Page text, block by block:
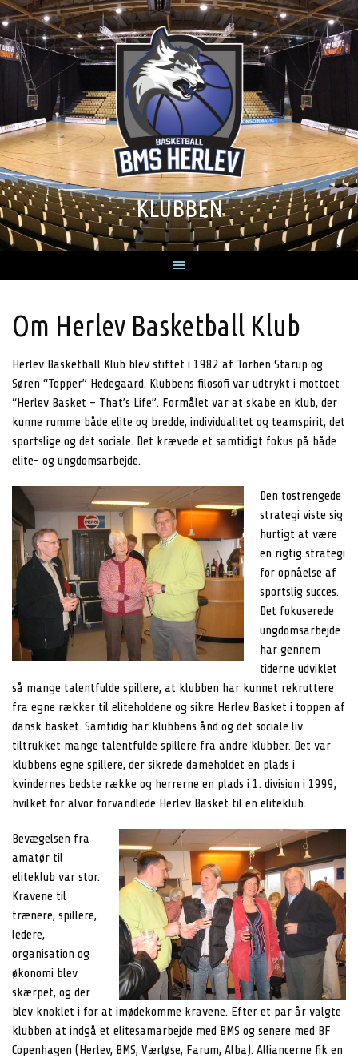
Skip
to
content
KLUBBEN
Om Herlev Basketball Klub
Herlev Basketball Klub blev stiftet i 1982 af Torben Starup og
Søren “Topper” Hedegaard. Klubbens filosofi var udtrykt i mottoet
“Herlev Basket – That’s Life”. Formålet var at skabe en klub, der
kunne rumme både elite og bredde, individualitet og teamspirit, det
sportslige og det sociale. Det krævede et samtidigt fokus på både
elite- og ungdomsarbejde.
Den tostrengede
strategi viste sig
hurtigt at være
en rigtig strategi
for opnåelse af
sportslig succes.
Det fokuserede
ungdomsarbejde
har gennem
tiderne udviklet
så mange talentfulde spillere, at klubben har kunnet rekruttere
fra egne rækker til eliteholdene og sikre Herlev Basket i toppen af
dansk basket. Samtidig har klubbens ånd og det sociale liv
tiltrukket mange talentfulde spillere fra andre klubber. Det var
klubbens egne spillere, der sikrede dameholdet en plads i
kvindernes bedste række og herrerne en plads i 1. division i 1999,
hvilket for alvor forvandlede Herlev Basket til en eliteklub.
Bevægelsen fra
amatør til
eliteklub var stor.
Kravene til
trænere, spillere,
ledere,
organisation og
økonomi blev
skærpet, og der
blev knoklet i for at imødekomme kravene. Efter et par år valgte
klubben at indgå et elitesamarbejde med BMS og senere med BF
Copenhagen (Herlev, BMS, Værløse, Farum, Alba). Alliancerne fik en